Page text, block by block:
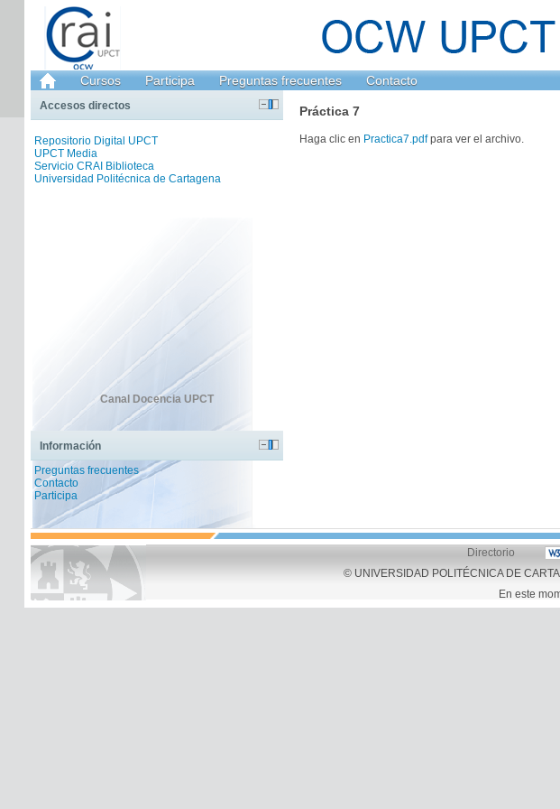
Cursos Participa Preguntas frecuentes Contacto
Práctica 7
Haga clic en Practica7.pdfpara ver el archivo.
Accesos directos
Repositorio Digital UPCT
UPCT Media
Servicio CRAI Biblioteca
Universidad Politécnica de Cartagena
Canal Docencia UPCT
Información
Preguntas frecuentes
Contacto
Participa
Directorio
© UNIVERSIDAD POLITÉCNICA DE
En este